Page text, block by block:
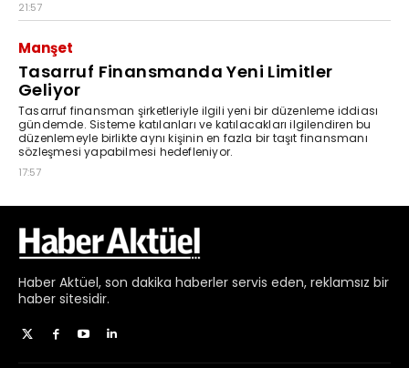
Haber Aktüel, son dakika haberler servis eden, reklamsız bir
haber sitesidir.